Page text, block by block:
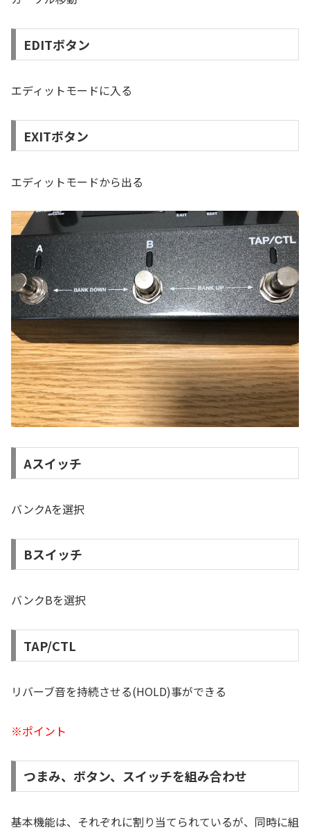
EDITボタン
エディットモードに入る
EXITボタン
エディットモードから出る
Aスイッチ
バンクAを選択
Bスイッチ
バンクBを選択
TAP/CTL
リバーブ音を持続させる(HOLD)事ができる
※ポイント
つまみ、ボタン、スイッチを組み合わせ
基本機能は、それぞれに割り当てられているが、同時に組